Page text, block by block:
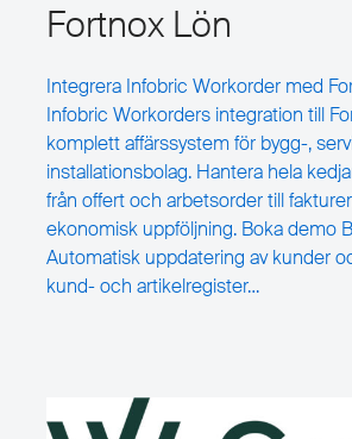
Fortnox Lön
Integrera Infobric Workorder med
Infobric Workorders integration till
komplett affärssystem för bygg-,
installationsbolag. Hantera hela
från offert och arbetsorder till
ekonomisk uppföljning. Boka demo
Automatisk uppdatering av kunder
kund- och artikelregister…